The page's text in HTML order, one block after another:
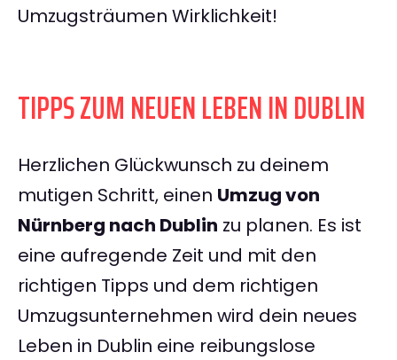
Umzugsträumen Wirklichkeit!
TIPPS ZUM NEUEN LEBEN IN DUBLIN
Herzlichen Glückwunsch zu deinem
mutigen Schritt, einen Umzug von
Nürnberg nach Dublin zu planen. Es ist
eine aufregende Zeit und mit den
richtigen Tipps und dem richtigen
Umzugsunternehmen wird dein neues
Leben in Dublin eine reibungslose